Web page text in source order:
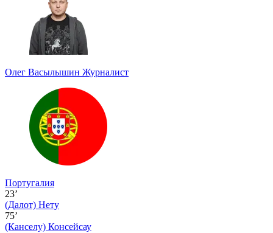
Олег Васылышин Журналист
Португалия
23’
(Далот) Нету
75’
(Канселу) Консейсау